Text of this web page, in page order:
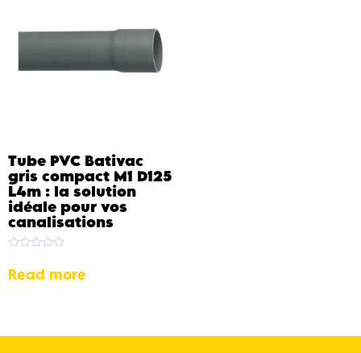
Tube PVC Bativac
gris compact M1 D125
L4m : la solution
idéale pour vos
canalisations
0
out
Read more